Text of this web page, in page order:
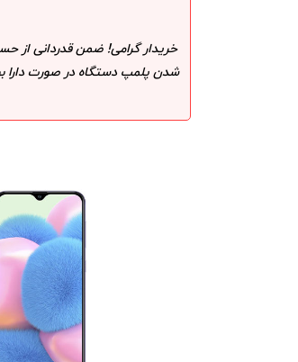
خریدار گرامی! ضمن قدردانی از
شدن پلمپ دستگاه در صورت دارا